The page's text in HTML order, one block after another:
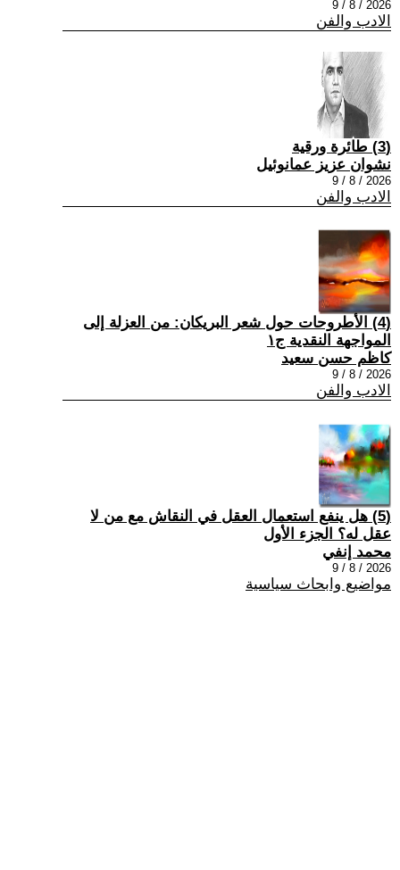
2026 / 8 / 9
الادب والفن
(3) طائرة ورقية
نشوان عزيز عمانوئيل
2026 / 8 / 9
الادب والفن
(4) الأطروحات حول شعر البريكان: من العزلة إلى
المواجهة النقدية ج١
كاظم حسن سعيد
2026 / 8 / 9
الادب والفن
(5) هل ينفع استعمال العقل في النقاش مع من لا
عقل له؟ الجزء الأول
محمد إنفي
2026 / 8 / 9
مواضيع وابحاث سياسية